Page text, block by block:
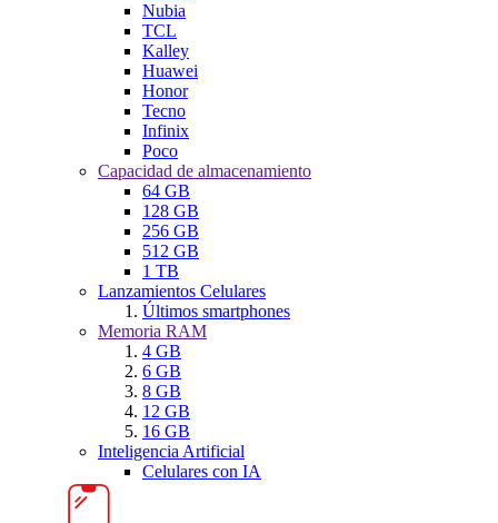
Nubia
TCL
Kalley
Huawei
Honor
Tecno
Infinix
Poco
Capacidad de almacenamiento
64 GB
128 GB
256 GB
512 GB
1 TB
Lanzamientos Celulares
Últimos smartphones
Memoria RAM
4 GB
6 GB
8 GB
12 GB
16 GB
Inteligencia Artificial
Celulares con IA